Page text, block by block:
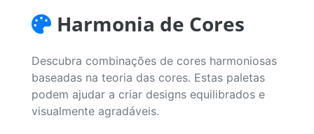
Harmonia de Cores
Descubra combinações de cores harmoniosas
baseadas na teoria das cores. Estas paletas
podem ajudar a criar designs equilibrados e
visualmente agradáveis.